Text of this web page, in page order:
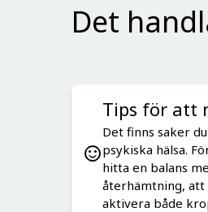
Det
Tips för att
Det finns saker
psykiska hälsa.
hitta en balans
återhämtning, att
aktivera både